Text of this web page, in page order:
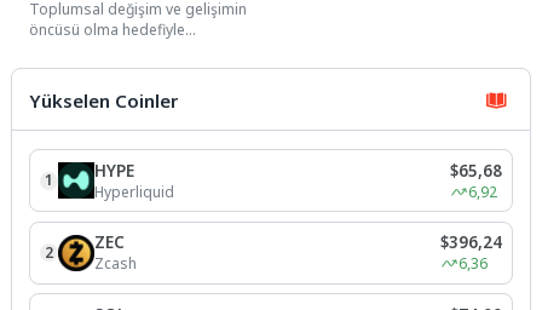
Öğrenciye Ulaşmak
Toplumsal değişim ve gelişimin
öncüsü olma hedefiyle
Vakfı, genç nesilleri dijital
geleceğe hazırlamaya devam...
Yükselen Coinler
1 HYPE
Hyperliquid
$65,68
6,92
2 ZEC
Zcash
$396,24
6,36